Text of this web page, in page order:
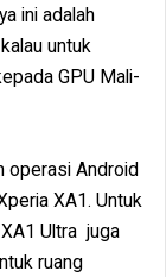
ini adalah
untuk
GPU Mali-
operasi Android
XA1. Untuk
Ultra juga
ruang